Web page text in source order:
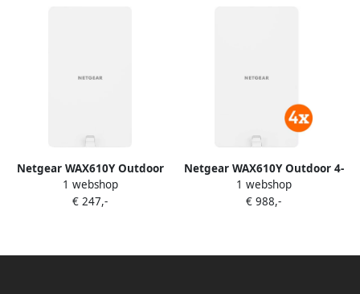
Netgear WAX610Y Outdoor
1 webshop
€ 247,-
Netgear WAX610Y Outdoor 4-
pack
1 webshop
€ 988,-